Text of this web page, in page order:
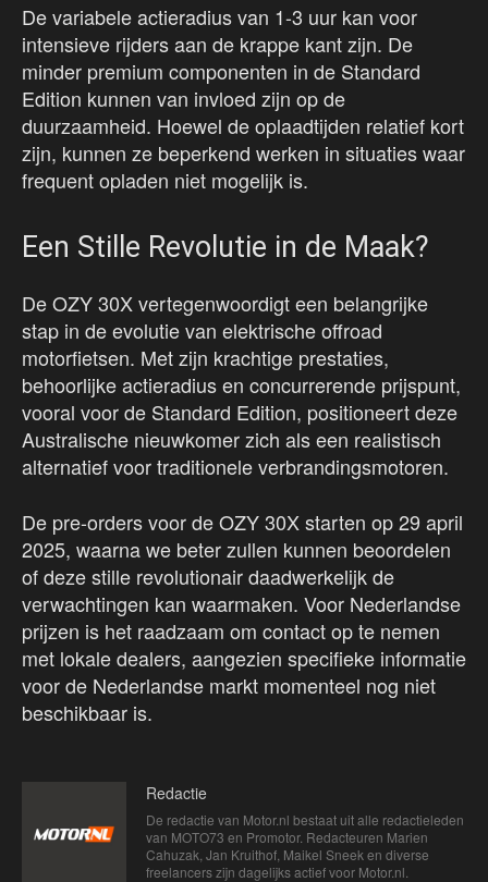
De variabele actieradius van 1-3 uur kan voor
intensieve rijders aan de krappe kant zijn. De
minder premium componenten in de Standard
Edition kunnen van invloed zijn op de
duurzaamheid. Hoewel de oplaadtijden relatief kort
zijn, kunnen ze beperkend werken in situaties waar
frequent opladen niet mogelijk is.
Een Stille Revolutie in de Maak?
De OZY 30X vertegenwoordigt een belangrijke
stap in de evolutie van elektrische offroad
motorfietsen. Met zijn krachtige prestaties,
behoorlijke actieradius en concurrerende prijspunt,
vooral voor de Standard Edition, positioneert deze
Australische nieuwkomer zich als een realistisch
alternatief voor traditionele verbrandingsmotoren.
De pre-orders voor de OZY 30X starten op 29 april
2025, waarna we beter zullen kunnen beoordelen
of deze stille revolutionair daadwerkelijk de
verwachtingen kan waarmaken. Voor Nederlandse
prijzen is het raadzaam om contact op te nemen
met lokale dealers, aangezien specifieke informatie
voor de Nederlandse markt momenteel nog niet
beschikbaar is.
Redactie
De redactie van Motor.nl bestaat uit alle redactieleden
van MOTO73 en Promotor. Redacteuren Marien
Cahuzak, Jan Kruithof, Maikel Sneek en diverse
freelancers zijn dagelijks actief voor Motor.nl.